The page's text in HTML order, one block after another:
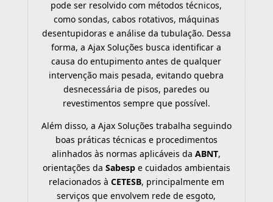
pode ser resolvido com métodos técnicos,
como sondas, cabos rotativos, máquinas
desentupidoras e análise da tubulação. Dessa
forma, a Ajax Soluções busca identificar a
causa do entupimento antes de qualquer
intervenção mais pesada, evitando quebra
desnecessária de pisos, paredes ou
revestimentos sempre que possível.
Além disso, a Ajax Soluções trabalha seguindo
boas práticas técnicas e procedimentos
alinhados às normas aplicáveis daABNT,
orientações da Sabespe cuidados ambientais
relacionados à CETESB, principalmente em
serviços que envolvem rede de esgoto,